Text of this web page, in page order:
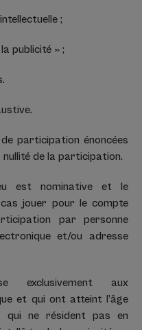
;
publicité » ;
participation énoncées
de la participation.
est nominative et le
jouer pour le compte
par personne
et/ou adresse
exclusivement aux
et qui ont atteint l’âge
qui ne résident pas en